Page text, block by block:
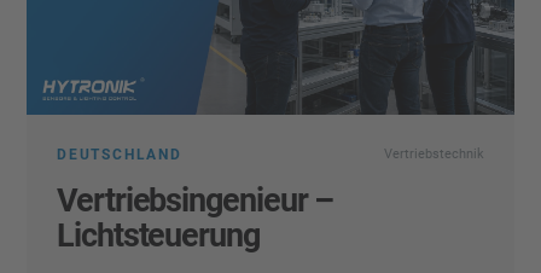
DEUTSCHLAND Vertriebstechnik
Vertriebsingenieur –
Lichtsteuerung